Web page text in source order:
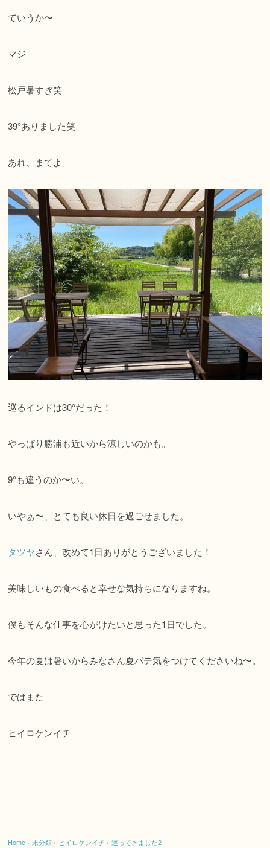
ていうか〜
マジ
松戸暑すぎ笑
39°ありました笑
あれ、まてよ
巡るインドは30°だった！
やっぱり勝浦も近いから涼しいのかも。
9°も違うのか〜い。
いやぁ〜、とても良い休日を過ごせました。
タツヤさん、改めて1日ありがとうございました！
美味しいもの食べると幸せな気持ちになりますね。
僕もそんな仕事を心がけたいと思った1日でした。
今年の夏は暑いからみなさん夏バテ気をつけてくださいね〜。
ではまた
ヒイロケンイチ
Home › 未分類 › ヒイロケンイチ › 巡ってきました2